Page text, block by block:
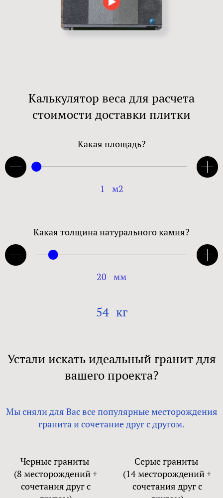
Калькулятор веса для расчета
стоимости доставки плитки
Какая площадь?
1 м2
Какая толщина натурального камня?
20 мм
54 кг
Устали искать идеальный гранит для
вашего проекта?
Мы сняли для Вас все популярные месторождения
гранита и сочетание друг с другом.
Черные граниты
(8 месторождений +
сочетания друг с
Серые граниты
(14 месторождений +
сочетания друг с